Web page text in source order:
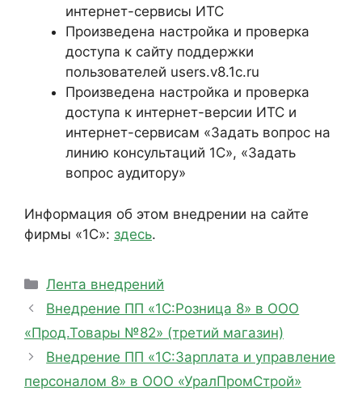
интернет-сервисы ИТС
Произведена настройка и проверка
доступа к сайту поддержки
пользователей users.v8.1c.ru
Произведена настройка и проверка
доступа к интернет-версии ИТС и
интернет-сервисам «Задать вопрос на
линию консультаций 1С», «Задать
вопрос аудитору»
Информация об этом внедрении на сайте
фирмы «1С»: здесь.
Рубрики
Лента внедрений
Внедрение ПП «1С:Розница 8» в ООО
«Прод.Товары №82» (третий магазин)
Внедрение ПП «1С:Зарплата и управление
персоналом 8» в ООО «УралПромСтрой»